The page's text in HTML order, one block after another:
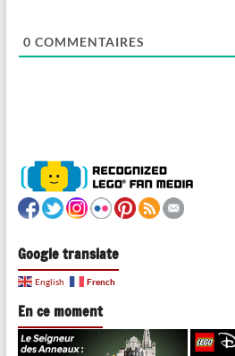
0 COMMENTAIRES
Google translate
English French
En ce moment